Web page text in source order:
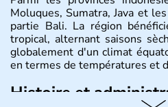
Moluques, Sumatra, Java et
partie Bali. La région
tropical, alternant saisons
globalement d'un climat
en termes de températures et
Histoire et